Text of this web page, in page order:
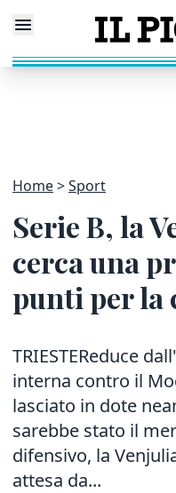
Home Sport
Serie B, la
cerca una
punti per la
TRIESTEReduce
interna contro il
lasciato in dote
sarebbe stato il
difensivo, la
attesa da...